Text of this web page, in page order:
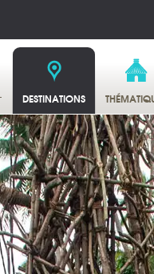
DESTINATIONS